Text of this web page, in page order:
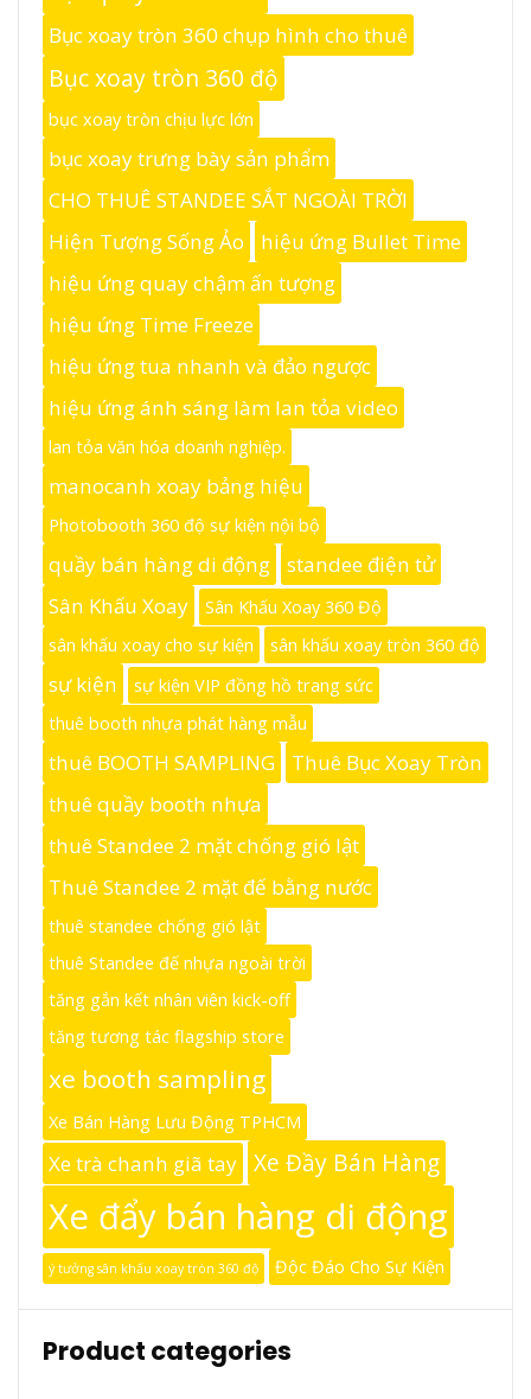
Bục xoay tròn 360 chụp hình cho thuê
Bục xoay tròn 360 độ
bục xoay tròn chịu lực lớn
bục xoay trưng bày sản phẩm
CHO THUÊ STANDEE SẮT NGOÀI TRỜI
Hiện Tượng Sống Ảo
hiệu ứng Bullet Time
hiệu ứng quay chậm ấn tượng
hiệu ứng Time Freeze
hiệu ứng tua nhanh và đảo ngược
hiệu ứng ánh sáng làm lan tỏa video
lan tỏa văn hóa doanh nghiệp.
manocanh xoay bảng hiệu
Photobooth 360 độ sự kiện nội bộ
quầy bán hàng di động
standee điện tử
Sân Khấu Xoay
Sân Khấu Xoay 360 Độ
sân khấu xoay cho sự kiện
sân khấu xoay tròn 360 độ
sự kiện
sự kiện VIP đồng hồ trang sức
thuê booth nhựa phát hàng mẫu
thuê BOOTH SAMPLING
Thuê Bục Xoay Tròn
thuê quầy booth nhựa
thuê Standee 2 mặt chống gió lật
Thuê Standee 2 mặt đế bằng nước
thuê standee chống gió lật
thuê Standee đế nhựa ngoài trời
tăng gắn kết nhân viên kick-off
tăng tương tác flagship store
xe booth sampling
Xe Bán Hàng Lưu Động TPHCM
Xe trà chanh giã tay Xe Đầy Bán Hàng
Xe đẩy bán hàng di động
ý tưởng sân khấu xoay tròn 360 độ Độc Đáo Cho Sự Kiện
Product categories